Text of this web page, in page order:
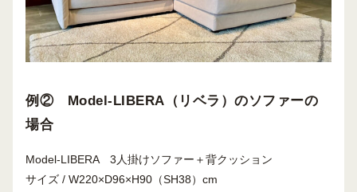
例② Model-LIBERA（リベラ）のソファーの
場合
Model-LIBERA 3人掛けソファー＋背クッション
サイズ / W220×D96×H90（SH38）cm